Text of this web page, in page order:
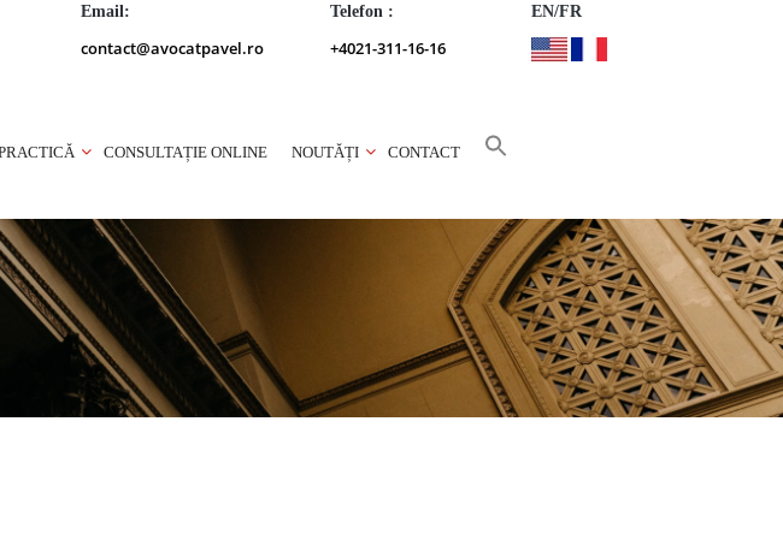
Email:
contact@avocatpavel.ro
Telefon :
+4021-311-16-16
EN/FR
CONSULTAȚIE ONLINE NOUTĂȚI CONTACT